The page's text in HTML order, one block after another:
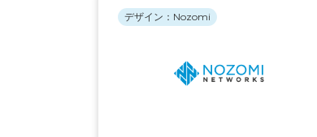
デザイン：Nozomi